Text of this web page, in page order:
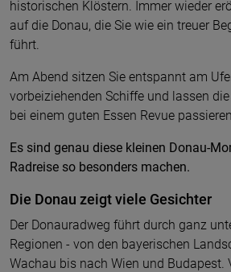
historischen Klöstern. Immer wieder
auf die Donau, die Sie wie ein treuer
führt.
Am Abend sitzen Sie entspannt am
vorbeiziehenden Schiffe und lassen
bei einem guten Essen Revue
Es sind genau diese kleinen Donau-
Radreise so besonders machen.
Die Donau zeigt viele Gesichter
Der Donauradweg führt durch ganz
Regionen - von den bayerischen
Wachau bis nach Wien und Budapest.